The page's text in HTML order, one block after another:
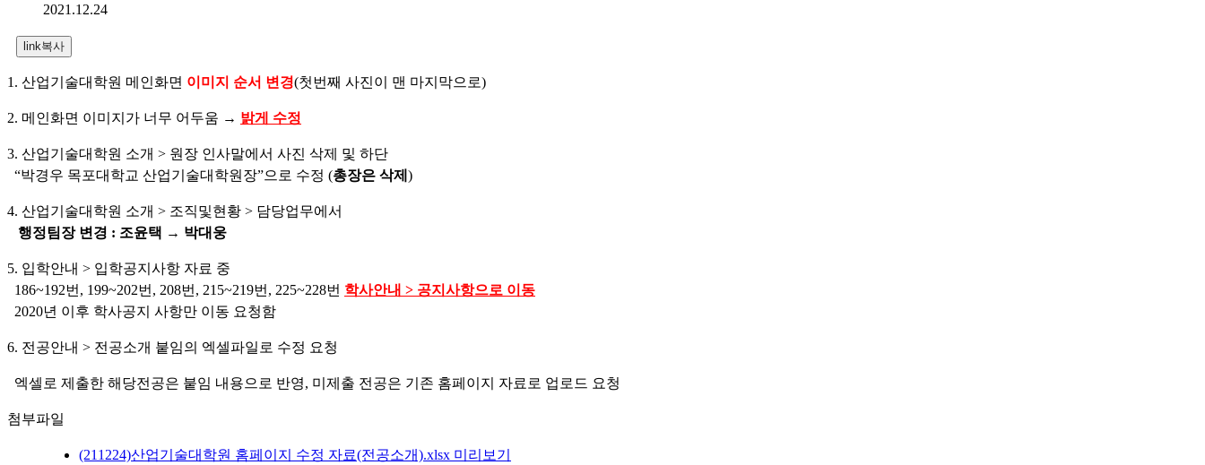
2021.12.24
1. 산업기술대학원 메인화면 이미지 순서 변경(첫번째 사진이 맨 마지막으로)
2. 메인화면 이미지가 너무 어두움 → 밝게 수정
3. 산업기술대학원 소개 > 원장 인사말에서 사진 삭제 및 하단
“박경우 목포대학교 산업기술대학원장”으로 수정 (총장은 삭제 )
4. 산업기술대학원 소개 > 조직및현황 > 담당업무에서
행정팀장 변경 : 조윤택 → 박대웅
5. 입학안내 > 입학공지사항 자료 중
186~192번 , 199~202번 , 208번 , 215~219번 , 225~228번 학사안내 > 공지사항으로 이동
2020년 이후 학사공지 사항만 이동 요청함
6. 전공안내 > 전공소개 붙임의 엑셀파일로 수정 요청
엑셀로 제출한 해당전공은 붙임 내용으로 반영, 미제출 전공은 기존 홈페이지 자료로 업로드 요청
첨부파일
(211224)산업기술대학원 홈페이지 수정 자료(전공소개).xlsx 미리보기